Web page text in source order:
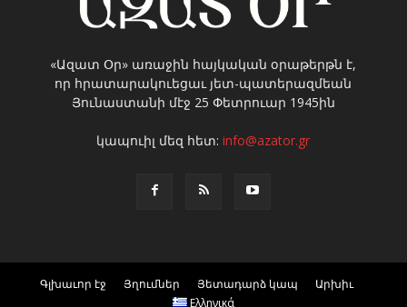
«Ազատ Օր» առաջին հայկական օրաթերթն է,
որ հրատարակուեցաւ յետ-պատերազմեան
Յունաստանի մէջ 25 Փետրուար 1945ին
կապուիլ մեզ հետ:info@azator.gr
Գլխաւոր էջ Յղումներ Յետադարձ կապ
Արխիւ
Ελληνικά